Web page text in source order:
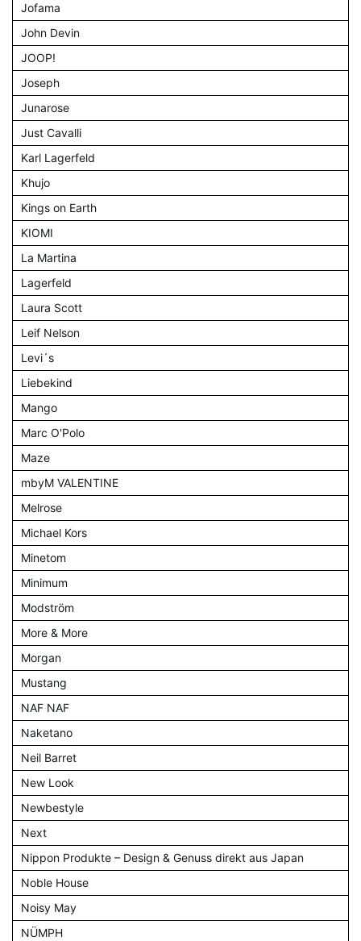
Jofama
John Devin
JOOP!
Joseph
Junarose
Just Cavalli
Karl Lagerfeld
Khujo
Kings on Earth
KIOMI
La Martina
Lagerfeld
Laura Scott
Leif Nelson
Levi´s
Liebekind
Mango
Marc O'Polo
Maze
mbyM VALENTINE
Melrose
Michael Kors
Minetom
Minimum
Modström
More & More
Morgan
Mustang
NAF NAF
Naketano
Neil Barret
New Look
Newbestyle
Next
Nippon Produkte – Design & Genuss direkt aus Japan
Noble House
Noisy May
NÜMPH